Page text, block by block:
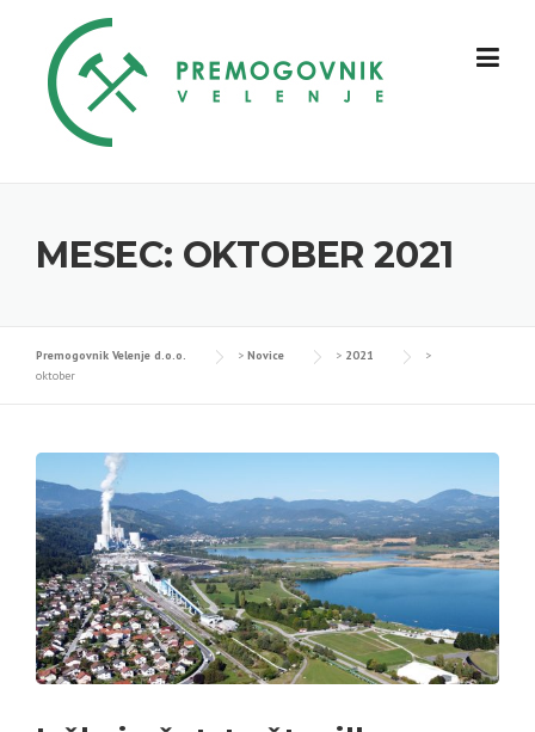
content
MESEC: OKTOBER 2021
Premogovnik Velenje d.o.o. > Novice > 2021
>
oktober